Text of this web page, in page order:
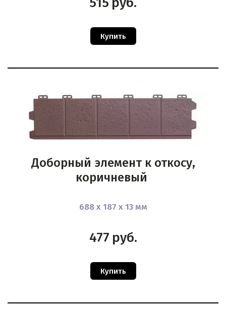
Купить
Доборный элемент к откосу,
коричневый
688 х 187 х 13 мм
477 руб.
Купить